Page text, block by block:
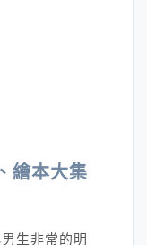
繪本大集
生非常的明